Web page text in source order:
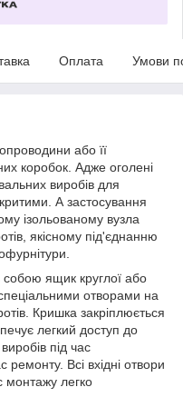
Оплата Умови
або її
коробок. Адже оголені
виробів для
А застосування
ізольованому вузла
якісному під'єднанню
ящик круглої або
отворами на
Кришка закріплюється
легкий доступ до
під час
ремонту. Всі вхідні отвори
монтажу легко